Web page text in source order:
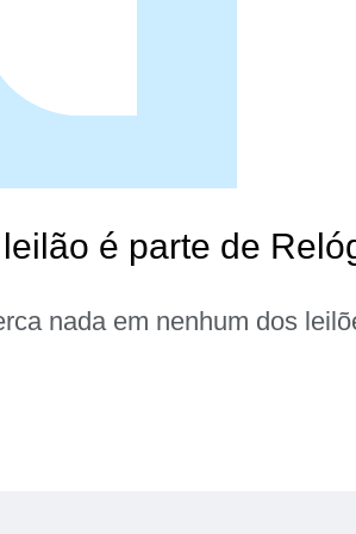
é parte de
nada em nenhum dos